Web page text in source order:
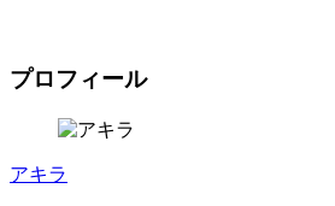
プロフィール
アキラ